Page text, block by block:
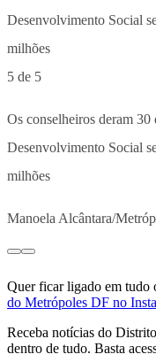
5 de 5
Os conselheiros deram 30
Desenvolvimento Social
milhões
Manoela Alcântara/
Quer ficar ligado em tudo
do Metrópoles DF no
Receba notícias do
dentro de tudo. Basta